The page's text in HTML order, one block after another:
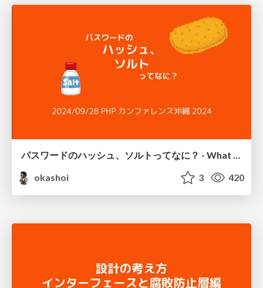
パスワードのハッシュ、ソルトってなに？ - What is hash and salt for password?
okashoi
3 420